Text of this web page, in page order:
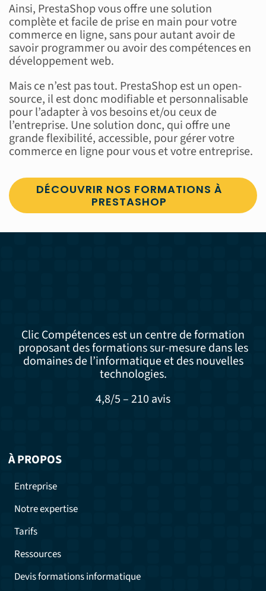
Ainsi, PrestaShop vous offre une solution
complète et facile de prise en main pour votre
commerce en ligne, sans pour autant avoir de
savoir programmer ou avoir des compétences en
développement web.
Mais ce n’est pas tout. PrestaShop est un open-
source, il est donc modifiable et personnalisable
pour l’adapter à vos besoins et/ou ceux de
l’entreprise. Une solution donc, qui offre une
grande flexibilité, accessible, pour gérer votre
commerce en ligne pour vous et votre entreprise.
DÉCOUVRIR NOS FORMATIONS À
PRESTASHOP
Clic Compétences est un centre de formation
proposant des formations sur-mesure dans les
domaines de l’informatique et des nouvelles
technologies.
4,8/5 – 210 avis
À PROPOS
Entreprise
Notre expertise
Tarifs
Ressources
Devis formations informatique